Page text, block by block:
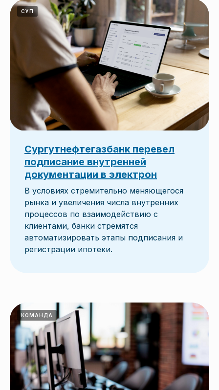
СУП
Сургутнефтегазбанк перевел
подписание внутренней
документации в электрон
В условиях стремительно меняющегося
рынка и увеличения числа внутренних
процессов по взаимодействию с
клиентами, банки стремятся
автоматизировать этапы подписания и
регистрации ипотеки.
КОМАНДА